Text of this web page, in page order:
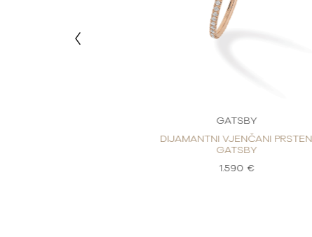
GATSBY
DIJAMANTNI VJENČANI PRSTEN
GATSBY
1.590 €